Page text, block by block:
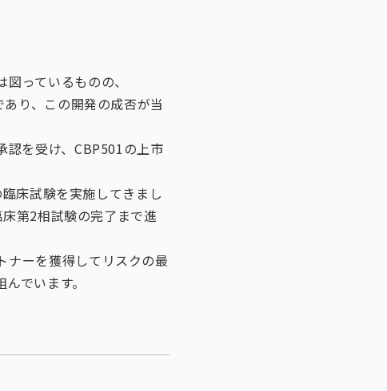
っているものの、
り、この開発の成否が当
認を受け、CBP501の上市
床試験を実施してきまし
第2相試験の完了まで進
ナーを獲得してリスクの最
でいます。